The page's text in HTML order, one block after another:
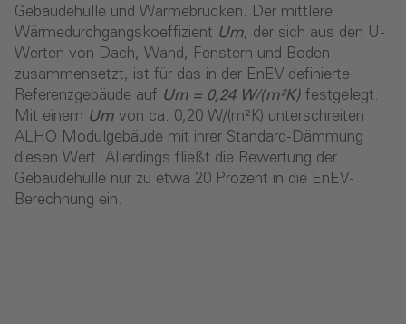
Gebäudehülle und Wärmebrücken. Der mittlere
Wärmedurchgangskoeffizient Um, der sich aus den U-
Werten von Dach, Wand, Fenstern und Boden
zusammensetzt, ist für das in der EnEV definierte
Referenzgebäude auf Um = 0,24 W/(m²K) festgelegt.
Mit einem Um von ca. 0,20 W/(m²K) unterschreiten
ALHO Modulgebäude mit ihrer Standard-Dämmung
diesen Wert. Allerdings fließt die Bewertung der
Gebäudehülle nur zu etwa 20 Prozent in die EnEV-
Berechnung ein.